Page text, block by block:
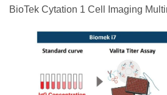
BioTek Cytation 1 Cell Imaging